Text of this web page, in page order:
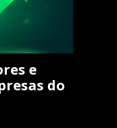
e
do